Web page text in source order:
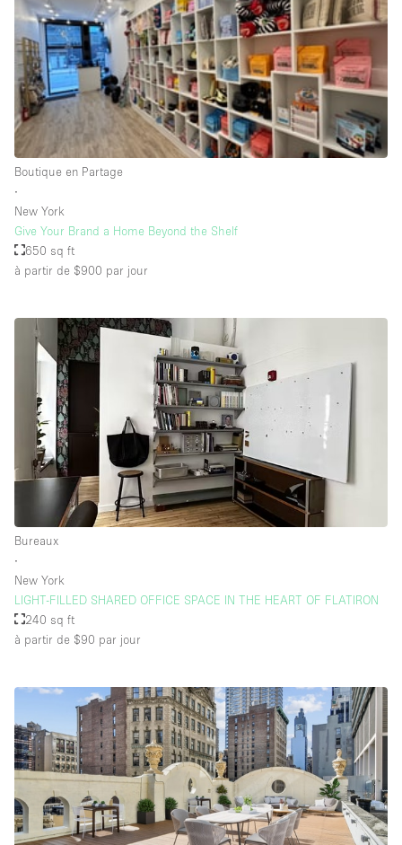
Salle de Bain
Smoking Area
Soundproof
Style Haussmannien
Style Industriel
Sur Rue
Système de sécurité
Terrace
Water Access
Éclairage
Électricité
Équipement de bureau
Équipement sonore et vidéo
Étage/accès
Rez-de-chaussée sur cour
Rez-de-chaussée sur rue
Centre commercial
À l'étage
Autre
Boutique en Partage
∙
New York
Give Your Brand a Home Beyond the Shelf
650 sq ft
à partir de $900 par jour
Bureaux
∙
New York
LIGHT-FILLED SHARED OFFICE SPACE IN THE HEART OF FLATIRON
240 sq ft
à partir de $90 par jour